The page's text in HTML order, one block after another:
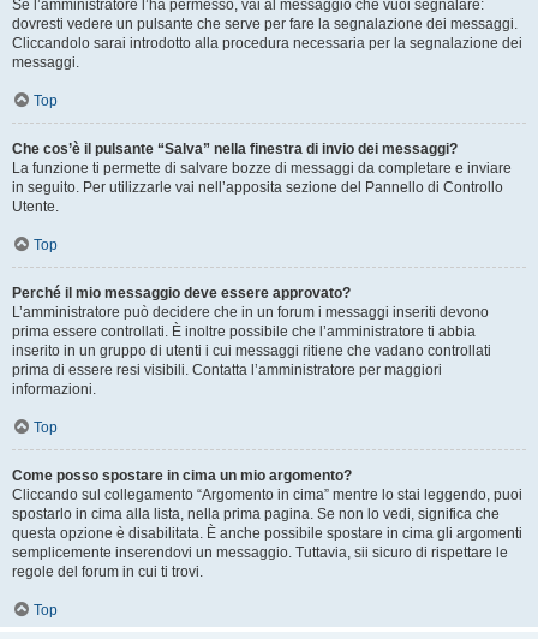
Se l’amministratore l’ha permesso, vai al messaggio che vuoi segnalare:
dovresti vedere un pulsante che serve per fare la segnalazione dei messaggi.
Cliccandolo sarai introdotto alla procedura necessaria per la segnalazione dei
messaggi.
Top
Che cos’è il pulsante “Salva” nella finestra di invio dei messaggi?
La funzione ti permette di salvare bozze di messaggi da completare e inviare
in seguito. Per utilizzarle vai nell’apposita sezione del Pannello di Controllo
Utente.
Top
Perché il mio messaggio deve essere approvato?
L’amministratore può decidere che in un forum i messaggi inseriti devono
prima essere controllati. È inoltre possibile che l’amministratore ti abbia
inserito in un gruppo di utenti i cui messaggi ritiene che vadano controllati
prima di essere resi visibili. Contatta l’amministratore per maggiori
informazioni.
Top
Come posso spostare in cima un mio argomento?
Cliccando sul collegamento “Argomento in cima” mentre lo stai leggendo, puoi
spostarlo in cima alla lista, nella prima pagina. Se non lo vedi, significa che
questa opzione è disabilitata. È anche possibile spostare in cima gli argomenti
semplicemente inserendovi un messaggio. Tuttavia, sii sicuro di rispettare le
regole del forum in cui ti trovi.
Top